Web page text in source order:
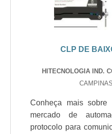
CLP DE
HITECNOLOGIA IND.
Conheça mais sobre
mercado de
protocolo para